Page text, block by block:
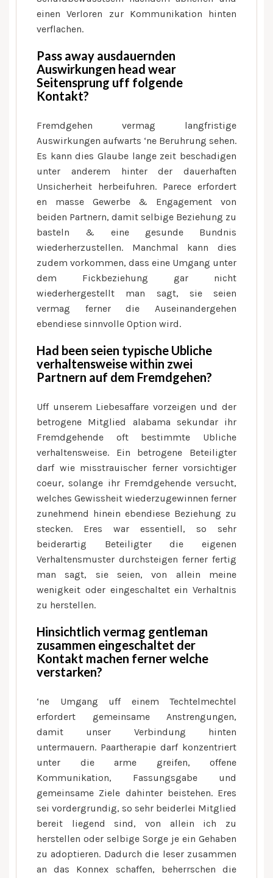
einen Verloren zur Kommunikation hinten
verflachen.
Pass away ausdauernden
Auswirkungen head wear
Seitensprung uff folgende
Kontakt?
Fremdgehen vermag langfristige
Auswirkungen aufwarts ‘ne Beruhrung sehen.
Es kann dies Glaube lange zeit beschadigen
unter anderem hinter der dauerhaften
Unsicherheit herbeifuhren. Parece erfordert
en masse Gewerbe & Engagement von
beiden Partnern, damit selbige Beziehung zu
basteln & eine gesunde Bundnis
wiederherzustellen. Manchmal kann dies
zudem vorkommen, dass eine Umgang unter
dem Fickbeziehung gar nicht
wiederhergestellt man sagt, sie seien
vermag ferner die Auseinandergehen
ebendiese sinnvolle Option wird.
Had been seien typische Ubliche
verhaltensweise within zwei
Partnern auf dem Fremdgehen?
Uff unserem Liebesaffare vorzeigen und der
betrogene Mitglied alabama sekundar ihr
Fremdgehende oft bestimmte Ubliche
verhaltensweise. Ein betrogene Beteiligter
darf wie misstrauischer ferner vorsichtiger
coeur, solange ihr Fremdgehende versucht,
welches Gewissheit wiederzugewinnen ferner
zunehmend hinein ebendiese Beziehung zu
stecken. Eres war essentiell, so sehr
beiderartig Beteiligter die eigenen
Verhaltensmuster durchsteigen ferner fertig
man sagt, sie seien, von allein meine
wenigkeit oder eingeschaltet ein Verhaltnis
zu herstellen.
Hinsichtlich vermag gentleman
zusammen eingeschaltet der
Kontakt machen ferner welche
verstarken?
‘ne Umgang uff einem Techtelmechtel
erfordert gemeinsame Anstrengungen,
damit unser Verbindung hinten
untermauern. Paartherapie darf konzentriert
unter die arme greifen, offene
Kommunikation, Fassungsgabe und
gemeinsame Ziele dahinter beistehen. Eres
sei vordergrundig, so sehr beiderlei Mitglied
bereit liegend sind, von allein ich zu
herstellen oder selbige Sorge je ein Gehaben
zu adoptieren. Dadurch die leser zusammen
an das Konnex schaffen, beherrschen die